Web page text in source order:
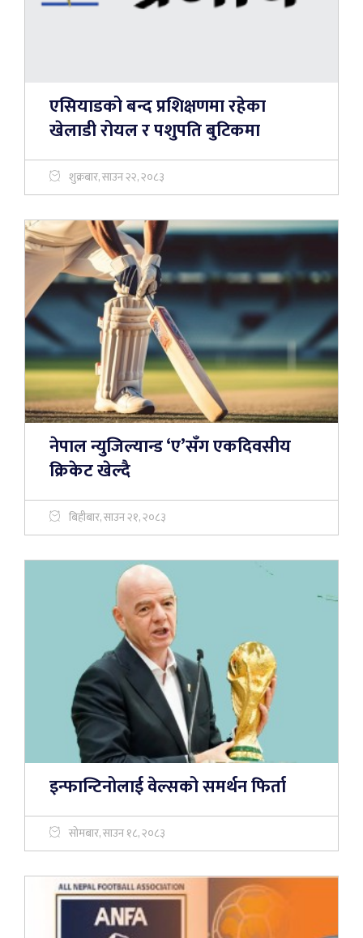
एसियाडको बन्द प्रशिक्षणमा रहेका
खेलाडी रोयल र पशुपति बुटिकमा
शुक्रबार, साउन २२, २०८३
नेपाल न्युजिल्यान्ड ‘ए’सँग एकदिवसीय
क्रिकेट खेल्दै
बिहीबार, साउन २१, २०८३
इन्फान्टिनोलाई वेल्सको समर्थन फिर्ता
सोमबार, साउन १८, २०८३